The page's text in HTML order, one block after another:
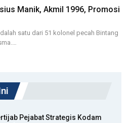
Manik, Akmil 1996, Promosi
satu dari 51 kolonel pecah Bintang
Pejabat Strategis Kodam